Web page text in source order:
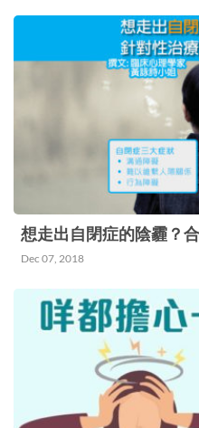
無不及，加上每天還
炸，負能量每天都在累
話或鬧情緒，或與家人
內的情感便有可能一觸
性的說話，重則動手
法控制疫情，但要控制
步升溫的情緒還是有一
交活動 雖然在非
#StayHomeSaveLives
妨主動在社交媒體跟朋
情緒。這不但不會將疫
人透不過氣來的氣氛
獨、悶悶不樂和焦慮
稍稍緩和後，我們可以
想走出自閉症的陰霾？
Dec 07, 2018